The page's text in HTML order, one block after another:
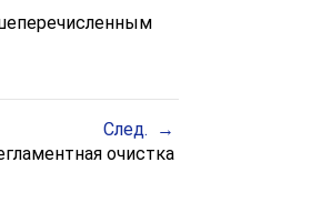
След.
очистка